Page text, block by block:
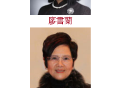
廖書蘭